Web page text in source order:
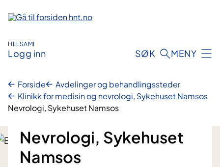
innhold
HELSAMI
Logg inn SØK MENY
Forside
Avdelinger og behandlingssteder
Klinikk for medisin og nevrologi, Sykehuset Namsos
Nevrologi, Sykehuset Namsos
Nevrologi, Sykehuset
Namsos